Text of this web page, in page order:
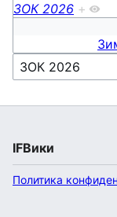
ЗОК 2026 +
IFВики
Политика